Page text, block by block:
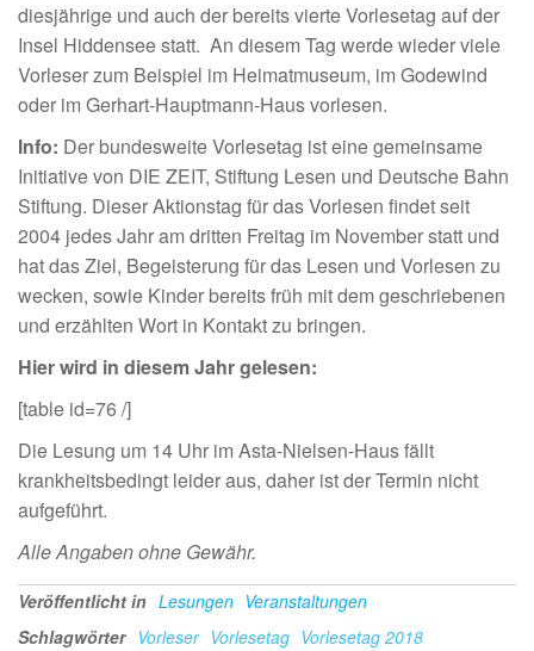
diesjährige und auch der bereits vierte Vorlesetag auf der
Insel Hiddensee statt. An diesem Tag werde wieder viele
Vorleser zum Beispiel im Heimatmuseum, im Godewind
oder im Gerhart-Hauptmann-Haus vorlesen.
Info: Der bundesweite Vorlesetag ist eine gemeinsame
Initiative von DIE ZEIT, Stiftung Lesen und Deutsche Bahn
Stiftung. Dieser Aktionstag für das Vorlesen findet seit
2004 jedes Jahr am dritten Freitag im November statt und
hat das Ziel, Begeisterung für das Lesen und Vorlesen zu
wecken, sowie Kinder bereits früh mit dem geschriebenen
und erzählten Wort in Kontakt zu bringen.
Hier wird in diesem Jahr gelesen:
[table id=76 /]
Die Lesung um 14 Uhr im Asta-Nielsen-Haus fällt
krankheitsbedingt leider aus, daher ist der Termin nicht
aufgeführt.
Alle Angaben ohne Gewähr.
Veröffentlicht in Lesungen Veranstaltungen
Schlagwörter Vorleser Vorlesetag Vorlesetag 2018